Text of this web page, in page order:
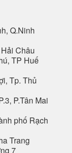
Q.Ninh
Châu
TP Huế
Tp. Thủ
P.Tân Mai
phố Rạch
Trang
7